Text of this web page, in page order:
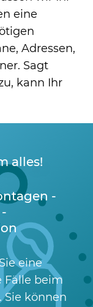
eine
Adressen,
Sagt
kann Ihr
alles!
-
eine
Fälle beim
können